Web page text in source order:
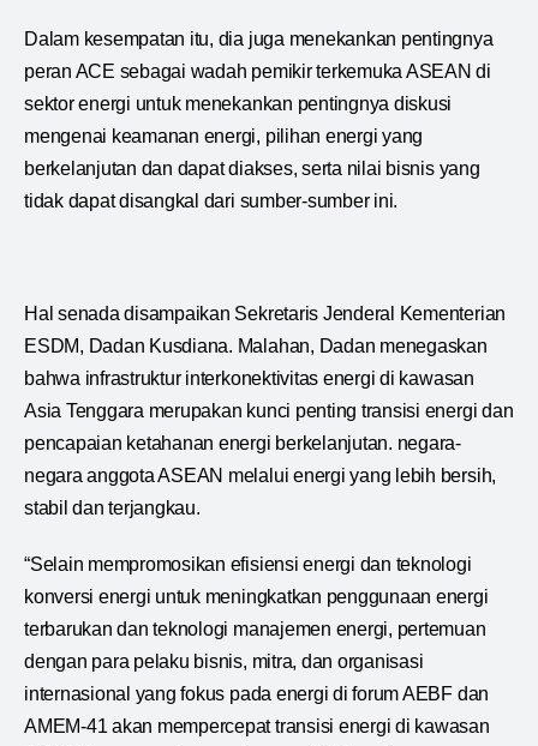
Dalam kesempatan itu, dia juga menekankan pentingnya
peran ACE sebagai wadah pemikir terkemuka ASEAN di
sektor energi untuk menekankan pentingnya diskusi
mengenai keamanan energi, pilihan energi yang
berkelanjutan dan dapat diakses, serta nilai bisnis yang
tidak dapat disangkal dari sumber-sumber ini.
Hal senada disampaikan Sekretaris Jenderal Kementerian
ESDM, Dadan Kusdiana. Malahan, Dadan menegaskan
bahwa infrastruktur interkonektivitas energi di kawasan
Asia Tenggara merupakan kunci penting transisi energi dan
pencapaian ketahanan energi berkelanjutan. negara-
negara anggota ASEAN melalui energi yang lebih bersih,
stabil dan terjangkau.
“Selain mempromosikan efisiensi energi dan teknologi
konversi energi untuk meningkatkan penggunaan energi
terbarukan dan teknologi manajemen energi, pertemuan
dengan para pelaku bisnis, mitra, dan organisasi
internasional yang fokus pada energi di forum AEBF dan
AMEM-41 akan mempercepat transisi energi di kawasan